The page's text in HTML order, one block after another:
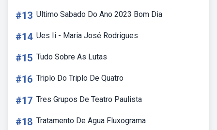
#13 Ultimo Sabado Do Ano 2023 Bom Dia
#14 Ues Ii - Maria José Rodrigues
#15 Tudo Sobre As Lutas
#16 Triplo Do Triplo De Quatro
#17 Tres Grupos De Teatro Paulista
#18 Tratamento De Agua Fluxograma